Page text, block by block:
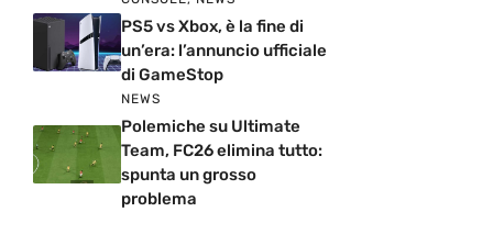
PS5 vs Xbox, è la fine di
un’era: l’annuncio ufficiale
di GameStop
NEWS
Polemiche su Ultimate
Team, FC26 elimina tutto:
spunta un grosso
problema